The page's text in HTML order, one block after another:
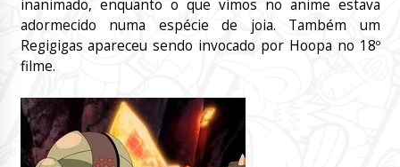
inanimado, enquanto o que vimos no anime estava
adormecido numa espécie de joia. Também um
Regigigas apareceu sendo invocado por Hoopa no 18º
filme.